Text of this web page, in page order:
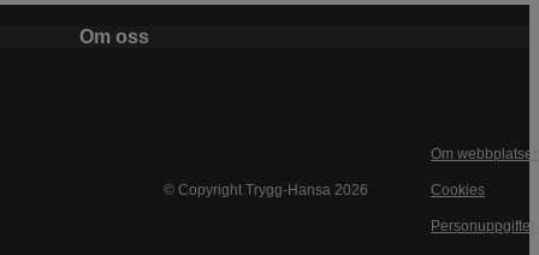
Om oss
© Copyright Trygg-Hansa 2026
Om
Cookies
Personuppgifter